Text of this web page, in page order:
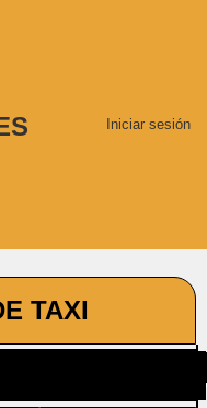
Iniciar sesión
TAXI